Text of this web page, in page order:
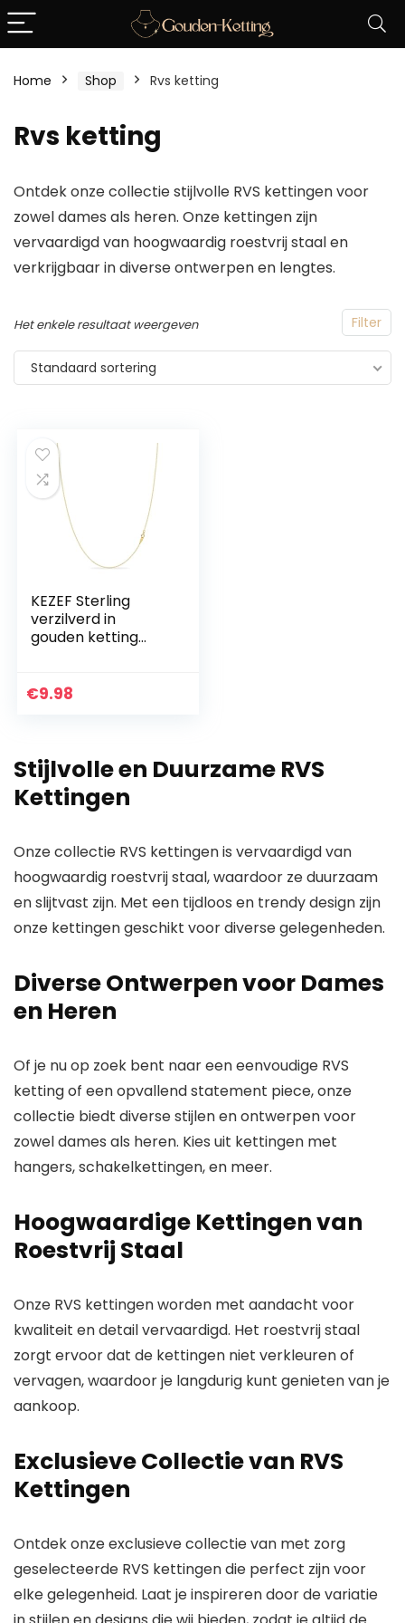
Home Shop Rvs ketting
Rvs ketting
Ontdek onze collectie stijlvolle RVS kettingen voor
zowel dames als heren. Onze kettingen zijn
vervaardigd van hoogwaardig roestvrij staal en
verkrijgbaar in diverse ontwerpen en lengtes.
Filter
Het enkele resultaat weergeven
Standaard sortering
KEZEF Sterling
verzilverd in
gouden ketting
ketting | 1,3 mm
voor vrouwen |
Italiaans gemaakt
– geweldig voor
hangers | 14
€9.98
Stijlvolle en Duurzame RVS
Kettingen
Onze collectie RVS kettingen is vervaardigd van
hoogwaardig roestvrij staal, waardoor ze duurzaam
en slijtvast zijn. Met een tijdloos en trendy design zijn
onze kettingen geschikt voor diverse gelegenheden.
Diverse Ontwerpen voor Dames
en Heren
Of je nu op zoek bent naar eeneenvoudige RVS
ketting of eenopvallend statement piece, onze
collectie biedt diverse stijlen en ontwerpen voor
zowel dames als heren. Kies uit kettingen met
hangers, schakelkettingen, en meer.
Hoogwaardige Kettingen van
Roestvrij Staal
Onze RVS kettingen worden met aandacht voor
kwaliteit en detail vervaardigd. Het roestvrij staal
zorgt ervoor dat de kettingen niet verkleuren of
vervagen, waardoor je langdurig kunt genieten van je
aankoop.
Exclusieve Collectie van RVS
Kettingen
Ontdek onze exclusieve collectie van met zorg
geselecteerde RVS kettingen die perfect zijn voor
elke gelegenheid. Laat je inspireren door de variatie